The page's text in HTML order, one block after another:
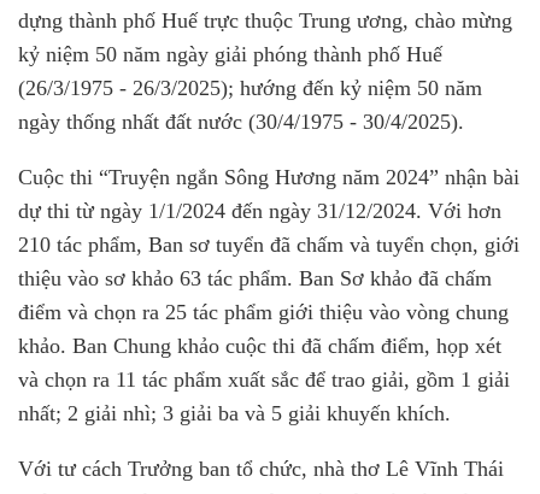
dựng thành phố Huế trực thuộc Trung ương, chào mừng
kỷ niệm 50 năm ngày giải phóng thành phố Huế
(26/3/1975 - 26/3/2025); hướng đến kỷ niệm 50 năm
ngày thống nhất đất nước (30/4/1975 - 30/4/2025).
Cuộc thi “Truyện ngắn Sông Hương năm 2024” nhận bài
dự thi từ ngày 1/1/2024 đến ngày 31/12/2024. Với hơn
210 tác phẩm, Ban sơ tuyển đã chấm và tuyển chọn, giới
thiệu vào sơ khảo 63 tác phẩm. Ban Sơ khảo đã chấm
điểm và chọn ra 25 tác phẩm giới thiệu vào vòng chung
khảo. Ban Chung khảo cuộc thi đã chấm điểm, họp xét
và chọn ra 11 tác phẩm xuất sắc để trao giải, gồm 1 giải
nhất; 2 giải nhì; 3 giải ba và 5 giải khuyến khích.
Với tư cách Trưởng ban tổ chức, nhà thơ Lê Vĩnh Thái